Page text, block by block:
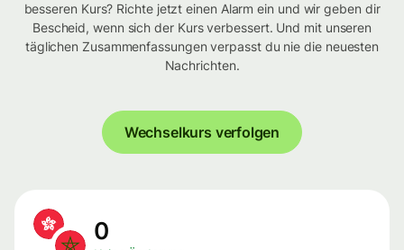
besseren Kurs? Richte jetzt einen Alarm ein und wir geben dir
Bescheid, wenn sich der Kurs verbessert. Und mit unseren
täglichen Zusammenfassungen verpasst du nie die neuesten
Nachrichten.
Wechselkurs verfolgen
0